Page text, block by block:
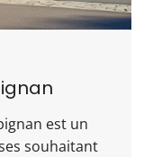
est un
souhaitant